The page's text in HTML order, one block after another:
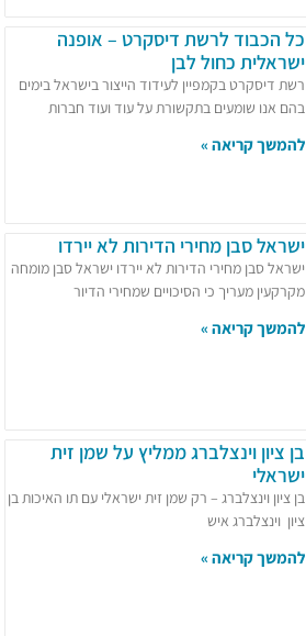
כל הכבוד לרשת דיסקרט – אופנה
ישראלית כחול לבן
רשת דיסקרט בקמפיין לעידוד הייצור בישראל בימים
בהם אנו שומעים בתקשורת על עוד ועוד חברות
להמשך קריאה »
ישראל סבן מחירי הדירות לא יירדו
ישראל סבן מחירי הדירות לא יירדו ישראל סבן מומחה
מקרקעין מעריך כי הסיכויים שמחירי הדיור
להמשך קריאה »
בן ציון וינצלברג ממליץ על שמן זית
ישראלי
בן ציון וינצלברג – רק שמן זית ישראלי עם תו האיכות בן
ציון וינצלברג איש
להמשך קריאה »